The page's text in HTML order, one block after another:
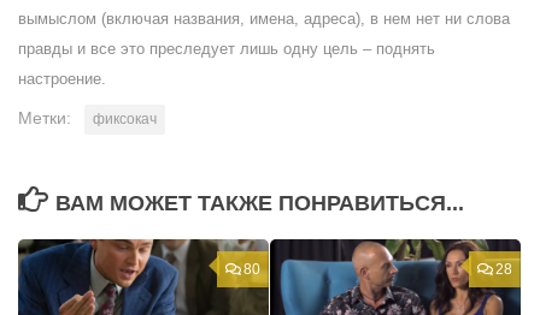
вымыслом (включая названия, имена, адреса), в нем нет ни слова
правды и все это преследует лишь одну цель – поднять
настроение.
Метки: фиксокач
ВАМ МОЖЕТ ТАКЖЕ ПОНРАВИТЬСЯ...
80 28